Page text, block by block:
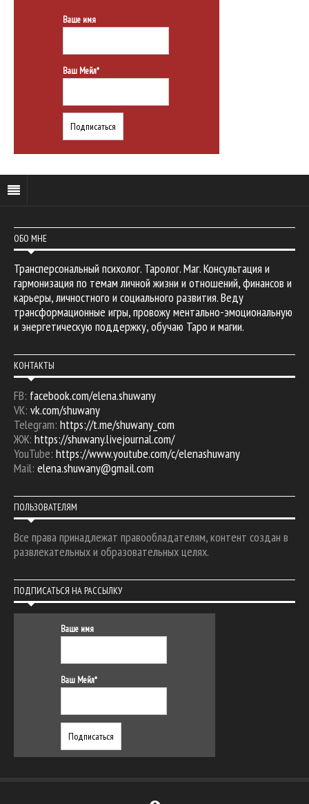
Ваше имя
Ваш Мейл*
ОБО МНЕ
Трансперсональный психолог. Таролог. Маг. Консультация и
гармонизация по темам личной жизни и отношений, финансов и
карьеры, личностного и социального развития. Веду
трансформационные игры, провожу ментально-эмоциональную
и энергетическую поддержку, обучаю Таро и магии.
КОНТАКТЫ
FB: facebook.com/elena.shuwany
VK: vk.com/shuwany
Telegram: https://t.me/shuwany_com
ЖЖ: https://shuwany.livejournal.com/
YouTube: https://www.youtube.com/c/elenashuwany
Mail: elena.shuwany@gmail.com
ПОЛЬЗОВАТЕЛЯМ
Все права принадлежат правообладателям, контент создан в
развлекательных и образовательных целях.
ПОДПИСАТЬСЯ НА РАССЫЛКУ
Ваше имя
Ваш Мейл*